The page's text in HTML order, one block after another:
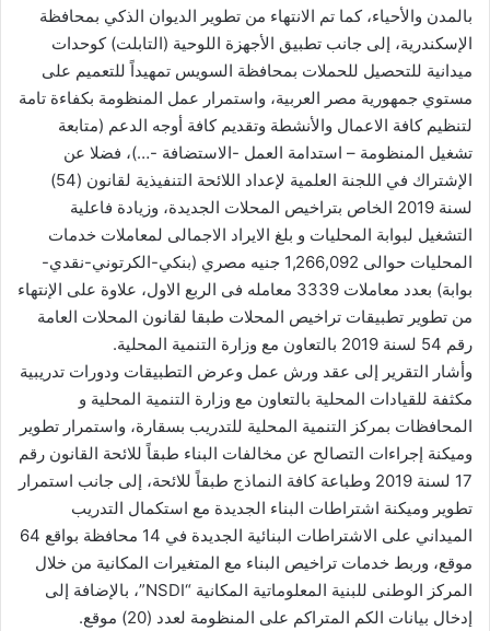
بالمدن والأحياء، كما تم الانتهاء من تطوير الديوان الذكي بمحافظة
الإسكندرية، إلى جانب تطبيق الأجهزة اللوحية (التابلت) كوحدات
ميدانية للتحصيل للحملات بمحافظة السويس تمهيداً للتعميم على
مستوي جمهورية مصر العربية، واستمرار عمل المنظومة بكفاءة تامة
لتنظيم كافة الاعمال والأنشطة وتقديم كافة أوجه الدعم (متابعة
تشغيل المنظومة – استدامة العمل -الاستضافة -…)، فضلا عن
الإشتراك في اللجنة العلمية لإعداد اللائحة التنفيذية لقانون (54)
لسنة 2019 الخاص بتراخيص المحلات الجديدة، وزيادة فاعلية
التشغيل لبوابة المحليات و بلغ الايراد الاجمالى لمعاملات خدمات
المحليات حوالى 1,266,092 جنيه مصري (بنكي-الكرتوني-نقدي-
بوابة) بعدد معاملات 3339 معامله فى الربع الاول، علاوة على الإنتهاء
من تطوير تطبيقات تراخيص المحلات طبقا لقانون المحلات العامة
رقم 54 لسنة 2019 بالتعاون مع وزارة التنمية المحلية.
وأشار التقرير إلى عقد ورش عمل وعرض التطبيقات ودورات تدريبية
مكثفة للقيادات المحلية بالتعاون مع وزارة التنمية المحلية و
المحافظات بمركز التنمية المحلية للتدريب بسقارة، واستمرار تطوير
وميكنة إجراءات التصالح عن مخالفات البناء طبقاً للائحة القانون رقم
17 لسنة 2019 وطباعة كافة النماذج طبقاً للائحة، إلى جانب استمرار
تطوير وميكنة اشتراطات البناء الجديدة مع استكمال التدريب
الميداني على الاشتراطات البنائية الجديدة في 14 محافظة بواقع 64
موقع، وربط خدمات تراخيص البناء مع المتغيرات المكانية من خلال
المركز الوطنى للبنية المعلوماتية المكانية “NSDI”، بالإضافة إلى
إدخال بيانات الكم المتراكم على المنظومة لعدد (20) موقع.